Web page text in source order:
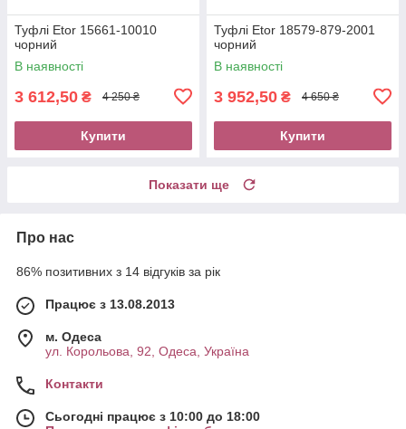
Туфлі Etor 15661-10010
чорний
В наявності
3 612,50 ₴ 4 250 ₴
Купити
Туфлі Etor 18579-879-2001
чорний
В наявності
3 952,50 ₴ 4 650 ₴
Купити
Показати ще
Про нас
86% позитивних з 14 відгуків за рік
Працює з 13.08.2013
м. Одеса
ул. Корольова, 92, Одеса, Україна
Контакти
Сьогодні працює з 10:00 до 18:00